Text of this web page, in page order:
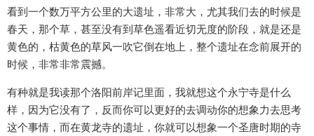
看到一个数万平方公里的大遗址，非常大，尤其我们去的时候是
春天，那个草，甚至没有到草色遥看近切无度的阶段，就是还是
黄色的，枯黄色的草风一吹它倒在地上，整个遗址在念前展开的
时候，非常非常震撼。
有种就是我读那个洛阳前岸记里面，我就想这个永宁寺是什么
样，因为它没有了，反而你可以更好的去调动你的想象力去思考
这个事情，而在黄龙寺的遗址，你就可以想象一个圣唐时期的寺